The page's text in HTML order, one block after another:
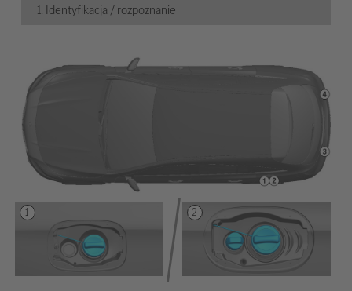
1. Identyfikacja / rozpoznanie